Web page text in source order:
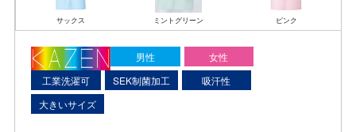
サックス ミントグリーン ピンク
男性
女性
工業洗濯可
SEK制菌加工
吸汗性
大きいサイズ